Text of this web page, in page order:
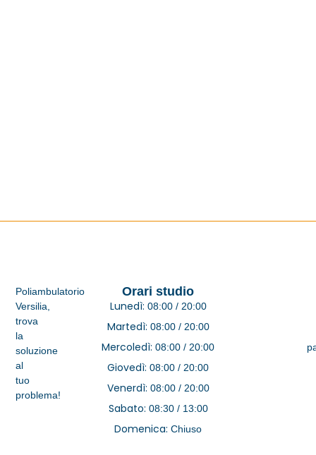
Orari studio
Lunedì: 08:00 / 20:00
Martedì: 08:00 / 20:00
Mercoledì: 08:00 / 20:00
Giovedì: 08:00 / 20:00
Venerdì: 08:00 / 20:00
Sabato: 08:30 / 13:00
Domenica: Chiuso
Poliambulatorio
Versilia,
trova
la
soluzione
al
tuo
problema!